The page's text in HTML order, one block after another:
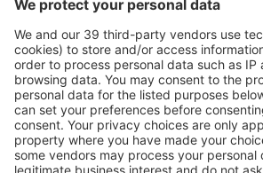
10 nov (ter) MXP - LIS
11:10 13:10 3h
21:30 23:25 2h 55min
Preço total para todas as passagens (sem
passageiro)
Condições da compra